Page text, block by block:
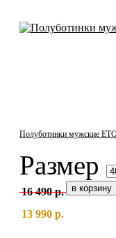
Полуботинки мужские
Размер
16 490 р.
13 990 р.